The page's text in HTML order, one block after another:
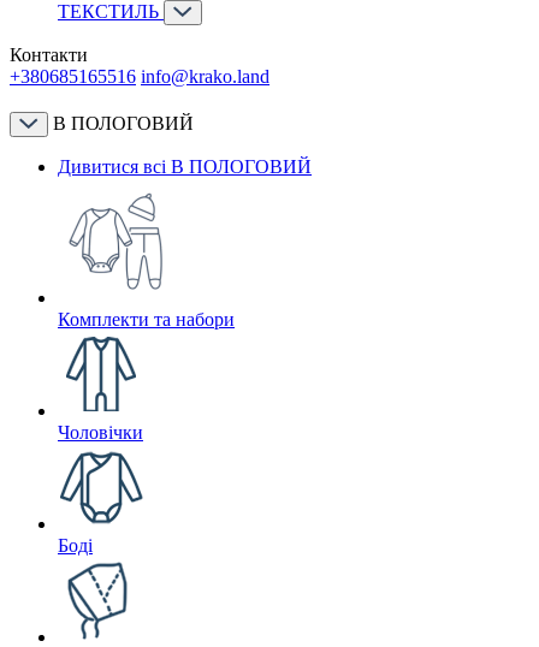
ТЕКСТИЛЬ
Контакти
+380685165516 info@krako.land
В ПОЛОГОВИЙ
Дивитися всі В ПОЛОГОВИЙ
Комплекти та набори
Чоловічки
Боді